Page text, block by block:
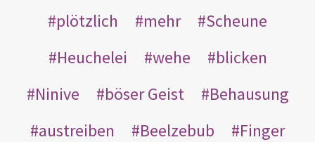
plötzlich mehr
Scheune
Heuchelei
wehe
blicken
Ninive
böser Geist
Behausung
austreiben
Beelzebub
Finger